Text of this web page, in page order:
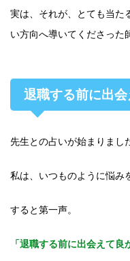
実は、それが、とても当た
い方向へ導いてくださった
退職する前に出
先生との占いが始まりまし
私は、いつものように悩み
すると第一声。
「退職する前に出会えて良